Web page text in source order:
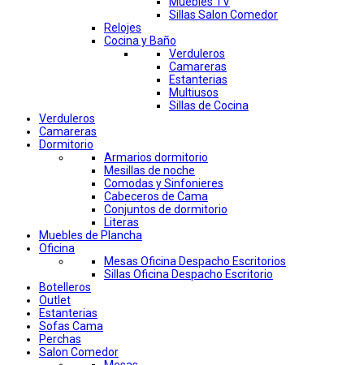
Sillas Salon Comedor
Relojes
Cocina y Baño
Verduleros
Camareras
Estanterias
Multiusos
Sillas de Cocina
Verduleros
Camareras
Dormitorio
Armarios dormitorio
Mesillas de noche
Comodas y Sinfonieres
Cabeceros de Cama
Conjuntos de dormitorio
Literas
Muebles de Plancha
Oficina
Mesas Oficina Despacho Escritorios
Sillas Oficina Despacho Escritorio
Botelleros
Outlet
Estanterias
Sofas Cama
Perchas
Salon Comedor